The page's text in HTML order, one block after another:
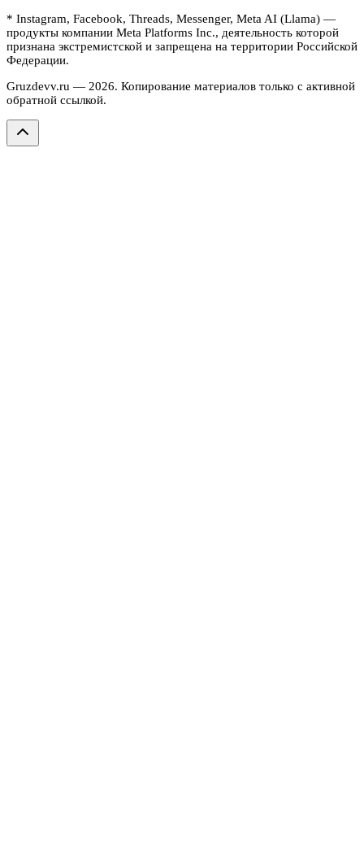
* Instagram, Facebook, Threads, Messenger, Meta AI (Llama) —
продукты компании Meta Platforms Inc., деятельность которой
признана экстремистской и запрещена на территории Российской
Федерации.
Gruzdevv.ru — 2026. Копирование материалов только с активной
обратной ссылкой.